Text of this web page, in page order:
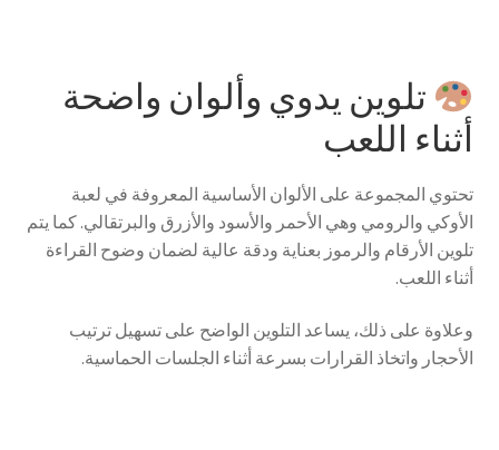
تلوين يدوي وألوان واضحة
أثناء اللعب
تحتوي المجموعة على الألوان الأساسية المعروفة في لعبة
الأوكي والرومي وهي الأحمر والأسود والأزرق والبرتقالي. كما يتم
تلوين الأرقام والرموز بعناية ودقة عالية لضمان وضوح القراءة
أثناء اللعب.
وعلاوة على ذلك، يساعد التلوين الواضح على تسهيل ترتيب
الأحجار واتخاذ القرارات بسرعة أثناء الجلسات الحماسية.